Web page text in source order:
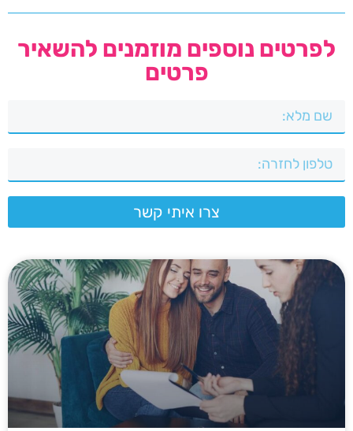
לפרטים נוספים מוזמנים להשאיר
פרטים
צרו איתי קשר